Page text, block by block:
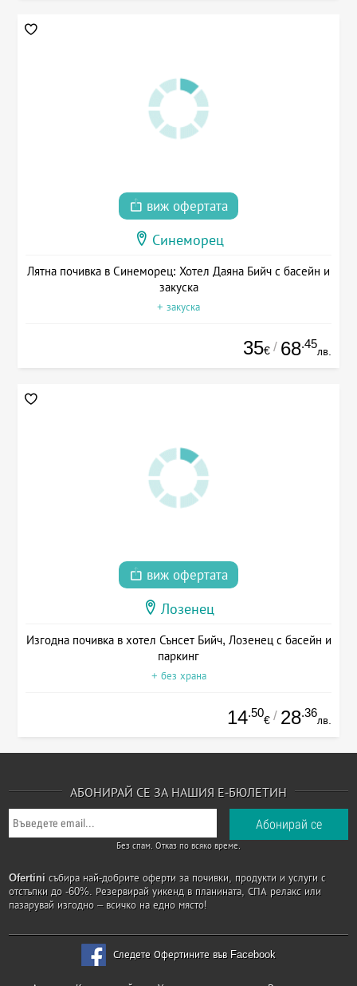
виж офертата
Синеморец
Лятна почивка в Синеморец: Хотел Даяна Бийч с басейн и
закуска
+ закуска
35€ / 68.45
лв.
виж офертата
Лозенец
Изгодна почивка в хотел Сънсет Бийч, Лозенец с басейн и
паркинг
+ без храна
14.50
€ / 28.36
лв.
АБОНИРАЙ СЕ ЗА НАШИЯ Е-БЮЛЕТИН
Без спам. Отказ по всяко време.
Ofertini събира най-добрите оферти за почивки, продукти и услуги с
отстъпки до -60%. Резервирай уикенд в планината, СПА релакс или
пазарувай изгодно – всичко на едно място!
Следете Офертините във Facebook